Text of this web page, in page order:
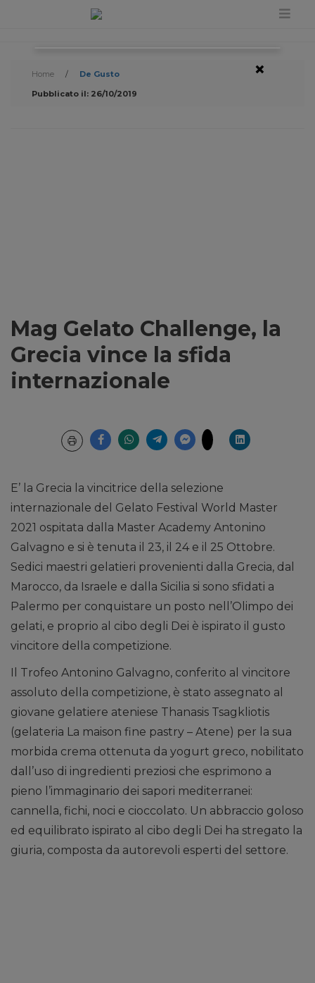
Home /
De Gusto
Pubblicato il: 26/10/2019
Mag Gelato Challenge, la
Grecia vince la sfida
internazionale
E’ la Grecia la vincitrice della selezione
internazionale del Gelato Festival World Master
2021 ospitata dalla Master Academy Antonino
Galvagno e si è tenuta il 23, il 24 e il 25 Ottobre.
Sedici maestri gelatieri provenienti dalla Grecia, dal
Marocco, da Israele e dalla Sicilia si sono sfidati a
Palermo per conquistare un posto nell’Olimpo dei
gelati, e proprio al cibo degli Dei è ispirato il gusto
vincitore della competizione.
Il Trofeo Antonino Galvagno, conferito al vincitore
assoluto della competizione, è stato assegnato al
giovane gelatiere ateniese Thanasis Tsagkliotis
(gelateria La maison fine pastry – Atene) per la sua
morbida crema ottenuta da yogurt greco, nobilitato
dall’uso di ingredienti preziosi che esprimono a
pieno l’immaginario dei sapori mediterranei:
cannella, fichi, noci e cioccolato. Un abbraccio goloso
ed equilibrato ispirato al cibo degli Dei ha stregato la
giuria, composta da autorevoli esperti del settore.
×